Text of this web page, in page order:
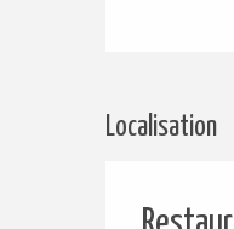
Localisation